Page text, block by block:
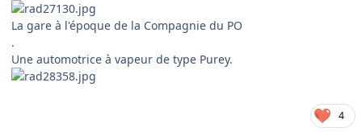
La gare à l'époque de la Compagnie du PO
.
Une automotrice à vapeur de type Purey.
4